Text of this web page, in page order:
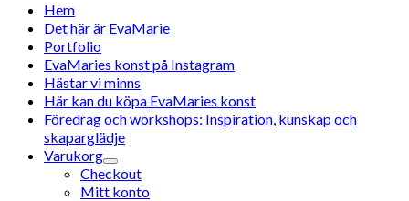
Hem
Det här är EvaMarie
Portfolio
EvaMaries konst på Instagram
Hästar vi minns
Här kan du köpa EvaMaries konst
Föredrag och workshops: Inspiration, kunskap och
skaparglädje
Varukorg
Checkout
Mitt konto